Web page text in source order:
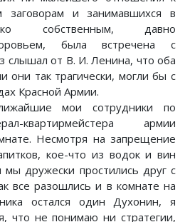
заговорам и занимавшихся в
собственным, давно
была встречена с
слышал от В. И. Ленина, что оба
они так трагически, могли бы с
Красной Армии.
мои сотрудники по
квартирмейстера армии
Несмотря на запрещение
кое-что из водок и вин
мы дружески простились друг с
все разошлись и в комнате на
остался один Духонин, я
что не понимаю ни стратегии,